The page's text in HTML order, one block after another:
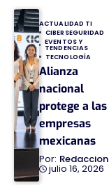
ACTUALIDAD TI
CIBERSEGURIDAD
EVENTOS Y
TENDENCIAS
TECNOLOGÍA
Alianza
nacional
protege a las
empresas
mexicanas
Redaccion
julio 16, 2026